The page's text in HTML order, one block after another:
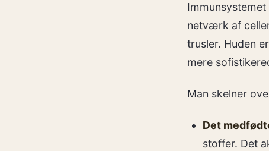
netværk af
trusler. Huden
mere
Man skelner
Det
stoffer. Det